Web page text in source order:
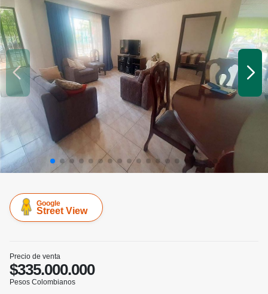
Google
Street View
Precio de venta
$335.000.000
Pesos Colombianos